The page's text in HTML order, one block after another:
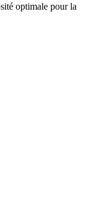
optimale pour la